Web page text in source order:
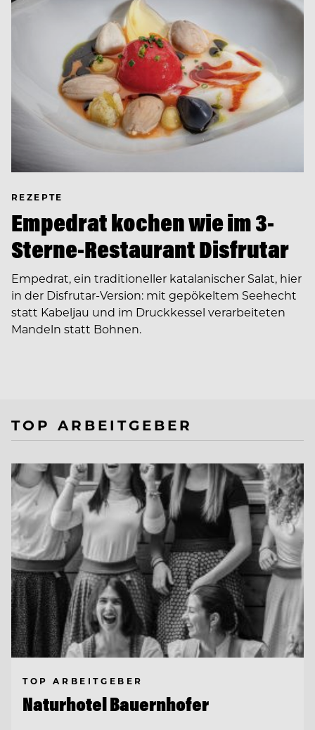
REZEPTE
Empedrat kochen wie im 3-
Sterne-Restaurant Disfrutar
Empedrat, ein traditioneller katalanischer Salat, hier
in der Disfrutar-Version: mit gepökeltem Seehecht
statt Kabeljau und im Druckkessel verarbeiteten
Mandeln statt Bohnen.
TOP ARBEITGEBER
TOP ARBEITGEBER
Naturhotel Bauernhofer